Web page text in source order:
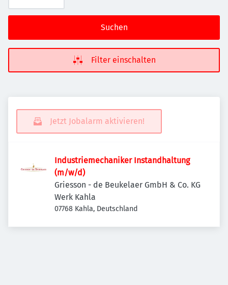
Suchen
Filter einschalten
Jetzt Jobalarm aktivieren!
Industriemechaniker Instandhaltung
(m/w/d)
Griesson - de Beukelaer GmbH & Co. KG
Werk Kahla
07768 Kahla, Deutschland